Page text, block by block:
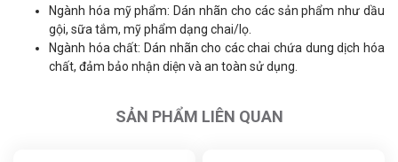
Ngành hóa mỹ phẩm: Dán nhãn cho các sản phẩm như dầu
gội, sữa tắm, mỹ phẩm dạng chai/lọ.
Ngành hóa chất: Dán nhãn cho các chai chứa dung dịch hóa
chất, đảm bảo nhận diện và an toàn sử dụng.
SẢN PHẨM LIÊN QUAN